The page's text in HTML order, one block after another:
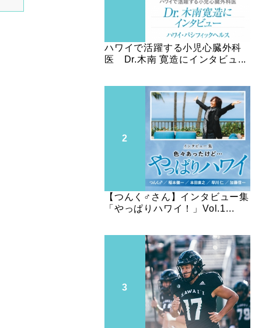
ハワイで活躍する小児心臓外科
医 Dr.木南 寛造にインタビュ...
【つんく♂さん】インタビュー集
「やっぱりハワイ！」Vol.1...